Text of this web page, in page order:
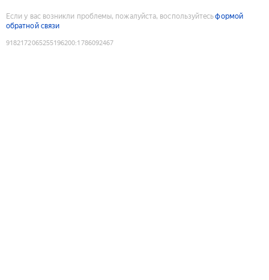
Если у вас возникли проблемы, пожалуйста, воспользуйтесьформой
обратной связи
9182172065255196200:1786092467